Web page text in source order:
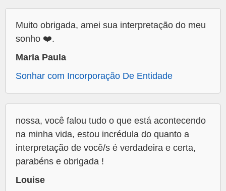
Muito obrigada, amei sua interpretação do meu
sonho ❤️.
Maria Paula
Sonhar com Incorporação De Entidade
nossa, você falou tudo o que está acontecendo
na minha vida, estou incrédula do quanto a
interpretação de você/s é verdadeira e certa,
parabéns e obrigada !
Louise